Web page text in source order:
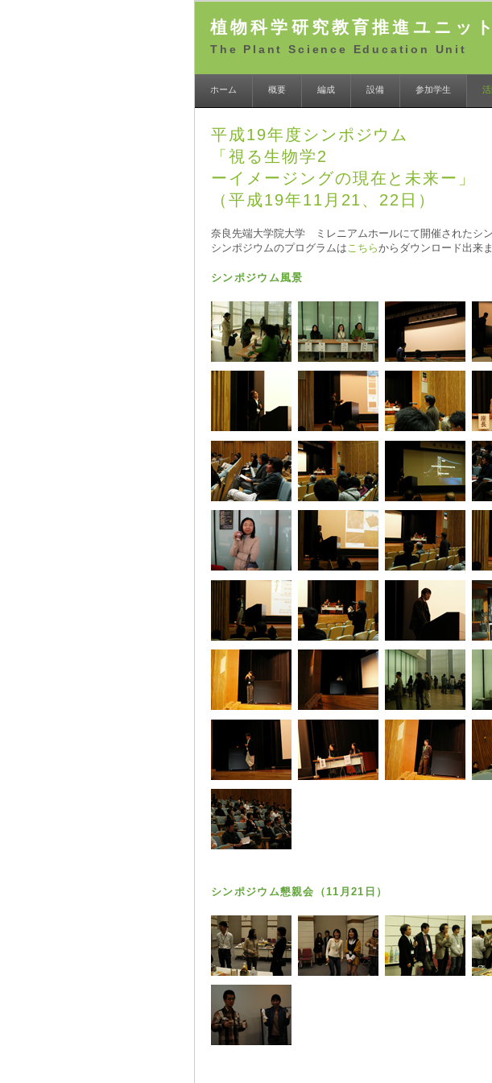
植物科学研究教育推進ユニット
The Plant Science Education Unit
ホーム 概要 編成 設備 参加学生
平成19年度シンポジウム
「視る生物学2
ーイメージングの現在と未来ー」
（平成19年11月21、22日）
奈良先端大学院大学 ミレニアムホールにて開催されたシ
シンポジウムのプログラムは こちらからダウンロード出来ま
シンポジウム風景
シンポジウム懇親会（11月21日）